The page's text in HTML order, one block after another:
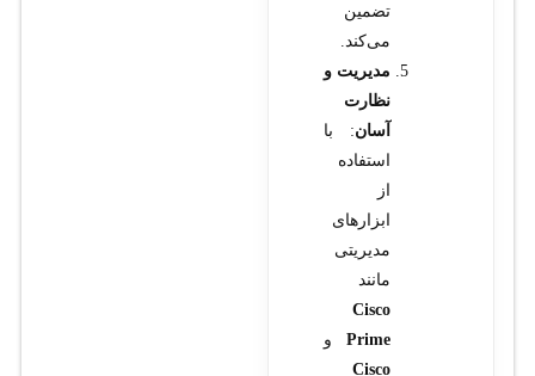
تضمین
می‌کند.
مدیریت و
نظارت
آسان: با
استفاده
از
ابزارهای
مدیریتی
مانند
Cisco
Primeو
Cisco